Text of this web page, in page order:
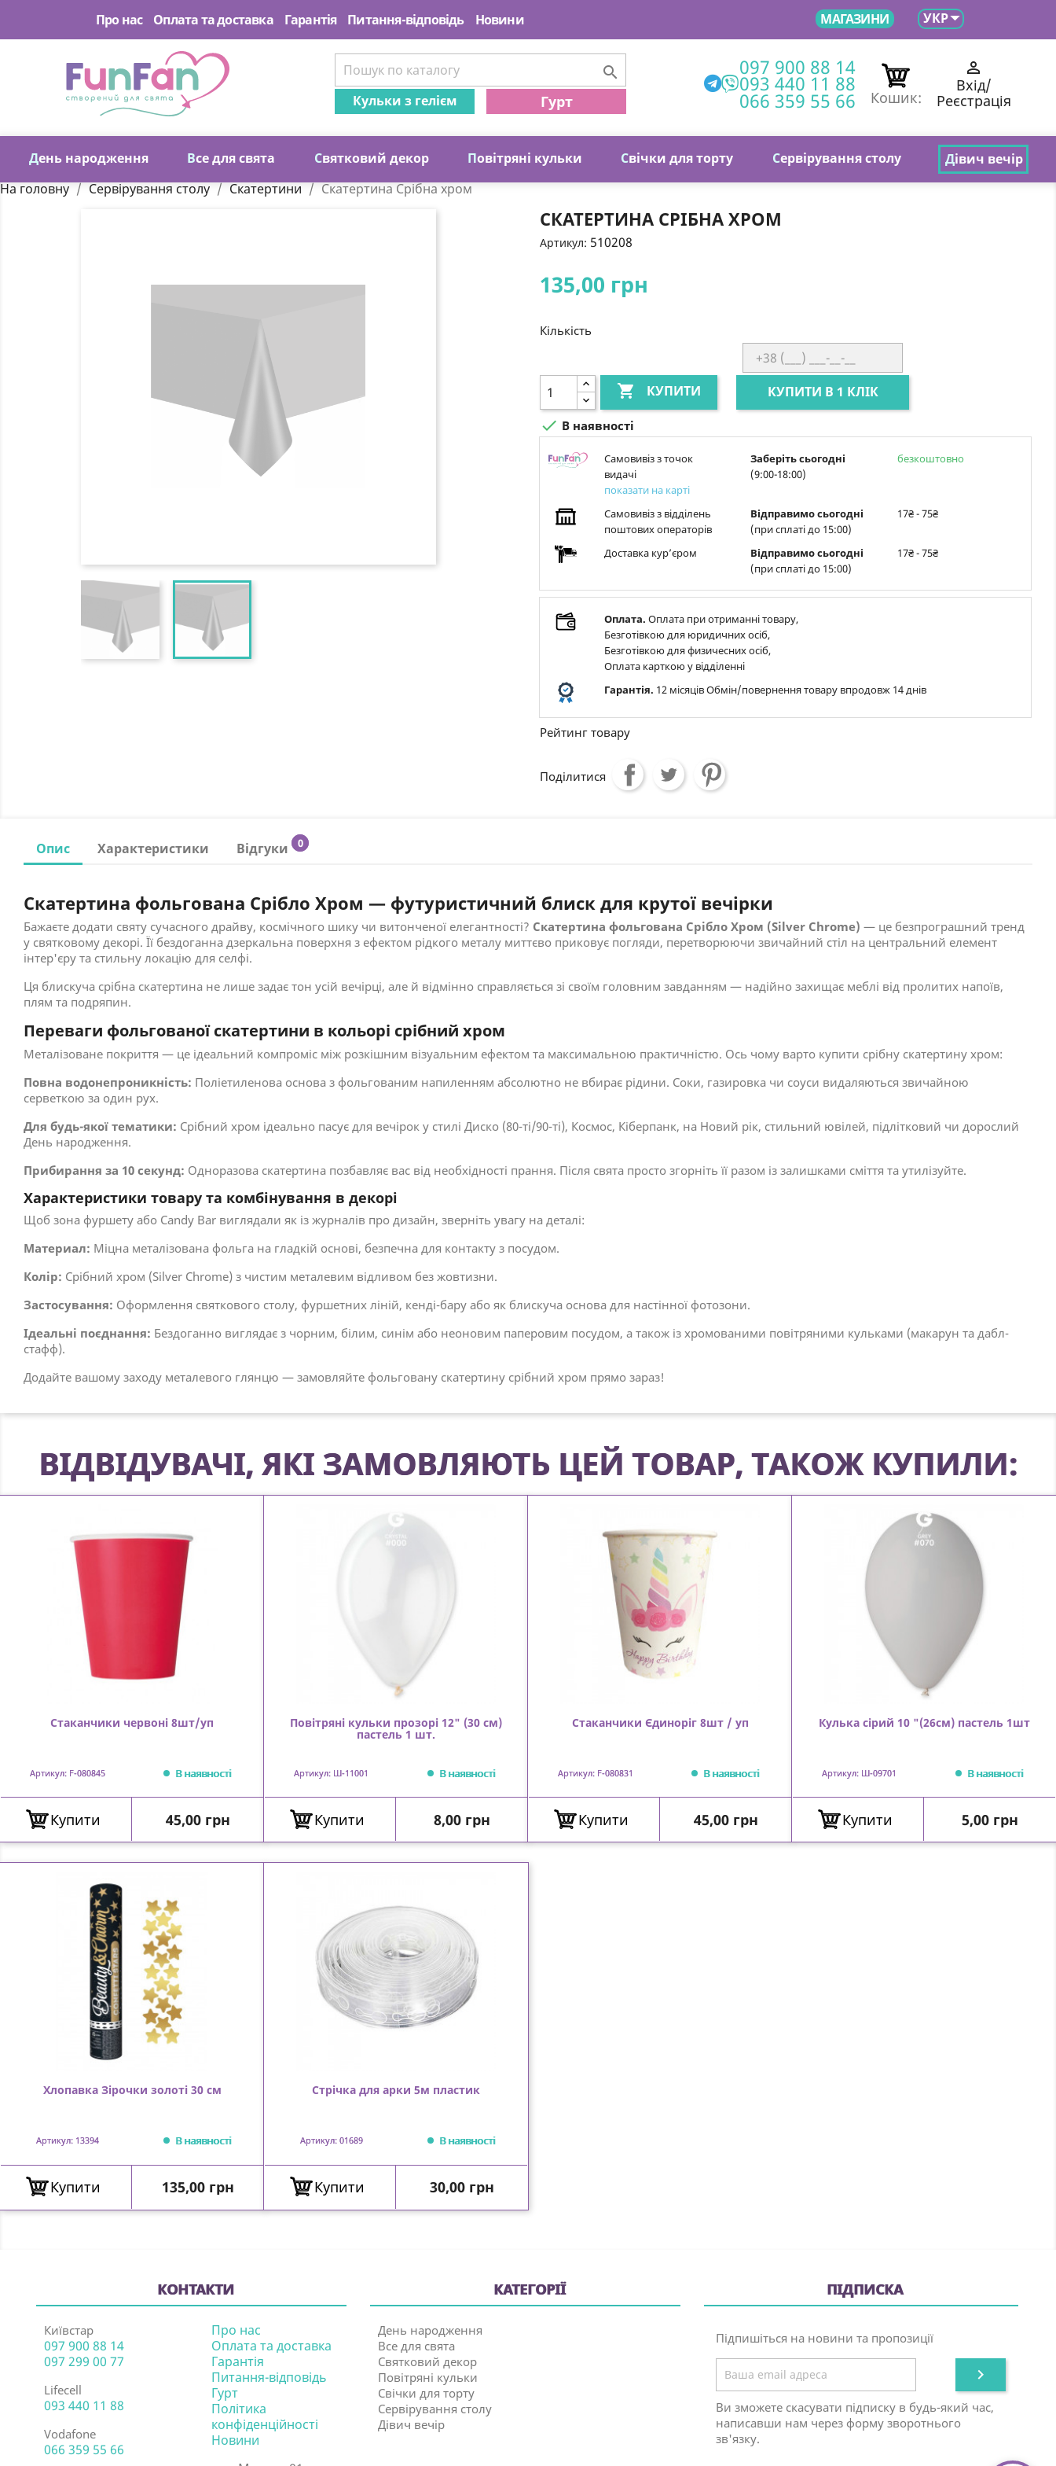
Про нас Оплата та доставка Гарантія Питання-відповідь Новини МАГАЗИНИ УКР
День народження Все для свята Святковий декор Повітряні кульки Свічки для торту Сервірування столу Дівич вечір

Кульки з гелієм Гурт
097 900 88 14
093 440 11 88
066 359 55 66 Кошик:

Вхід/
Реєстрація
На головну Сервірування столу Скатертини Скатертина Срібна хром
СКАТЕРТИНА СРІБНА ХРОМ
Артикул: 510208
135,00 грн
Кількість
 КУПИТИ КУПИТИ В 1 КЛІК
 В наявності
Самовивіз з точок
видачі
показати на карті
Заберіть сьогодні
(9:00-18:00)
безкоштовно
Самовивіз з відділень
поштових операторів
Відправимо сьогодні
(при сплаті до 15:00)
17₴ - 75₴
Доставка курʼєром
Відправимо сьогодні
(при сплаті до 15:00)
17₴ - 75₴
Оплата. Оплата при отриманні товару,
Безготівкою для юридичних осіб,
Безготівкою для физичесних осіб,
Оплата карткою у відділенні
Гарантія. 12 місяців Обмін/повернення товару впродовж 14 днів
Рейтинг товару
Поділитися
Опис Характеристики Відгуки 0
Скатертина фольгована Срібло Хром — футуристичний блиск для крутої вечірки
Бажаєте додати святу сучасного драйву, космічного шику чи витонченої елегантності? Скатертина фольгована Срібло Хром (Silver Chrome) — це безпрограшний тренд
у святковому декорі. Її бездоганна дзеркальна поверхня з ефектом рідкого металу миттєво приковує погляди, перетворюючи звичайний стіл на центральний елемент
інтер'єру та стильну локацію для селфі.
Ця блискуча срібна скатертина не лише задає тон усій вечірці, але й відмінно справляється зі своїм головним завданням — надійно захищає меблі від пролитих напоїв,
плям та подряпин.
Переваги фольгованої скатертини в кольорі срібний хром
Металізоване покриття — це ідеальний компроміс між розкішним візуальним ефектом та максимальною практичністю. Ось чому варто купити срібну скатертину хром:
Повна водонепроникність: Поліетиленова основа з фольгованим напиленням абсолютно не вбирає рідини. Соки, газировка чи соуси видаляються звичайною
серветкою за один рух.
Для будь-якої тематики: Срібний хром ідеально пасує для вечірок у стилі Диско (80-ті/90-ті), Космос, Кіберпанк, на Новий рік, стильний ювілей, підлітковий чи дорослий
День народження.
Прибирання за 10 секунд: Одноразова скатертина позбавляє вас від необхідності прання. Після свята просто згорніть її разом із залишками сміття та утилізуйте.
Характеристики товару та комбінування в декорі
Щоб зона фуршету або Candy Bar виглядали як із журналів про дизайн, зверніть увагу на деталі:
Материал: Міцна металізована фольга на гладкій основі, безпечна для контакту з посудом.
Колір: Срібний хром (Silver Chrome) з чистим металевим відливом без жовтизни.
Застосування: Оформлення святкового столу, фуршетних ліній, кенді-бару або як блискуча основа для настінної фотозони.
Ідеальні поєднання: Бездоганно виглядає з чорним, білим, синім або неоновим паперовим посудом, а також із хромованими повітряними кульками (макарун та дабл-
стафф).
Додайте вашому заходу металевого глянцю — замовляйте фольговану скатертину срібний хром прямо зараз!
ВІДВІДУВАЧІ, ЯКІ ЗАМОВЛЯЮТЬ ЦЕЙ ТОВАР, ТАКОЖ КУПИЛИ:
Стаканчики червоні 8шт/уп
Артикул: F-080845 В наявності
Купити Ціна
45,00 грн
Повітряні кульки прозорі 12" (30 см)
пастель 1 шт.
Артикул: Ш-11001 В наявності
Купити Ціна
8,00 грн
Стаканчики Єдиноріг 8шт / уп
Артикул: F-080831 В наявності
Купити Ціна
45,00 грн
Кулька сірий 10 "(26см) пастель 1шт
Артикул: Ш-09701 В наявності
Купити Ціна
5,00 грн
Хлопавка Зірочки золоті 30 см
Артикул: 13394 В наявності
Купити Ціна
135,00 грн
Стрічка для арки 5м пластик
Артикул: 01689 В наявності
Купити Ціна
30,00 грн
КОНТАКТИ
Київстар
097 900 88 14
097 299 00 77
Lifecell
093 440 11 88
Vodafone
066 359 55 66
Про нас
Оплата та доставка
Гарантія
Питання-відповідь
Гурт
Політика
конфіденційності
Новини
КАТЕГОРІЇ
День народження
Все для свята
Святковий декор
Повітряні кульки
Свічки для торту
Сервірування столу
Дівич вечір
ПІДПИСКА
Підпишіться на новини та пропозиції

Ви зможете скасувати підписку в будь-який час,
написавши нам через форму зворотнього
зв'язку.